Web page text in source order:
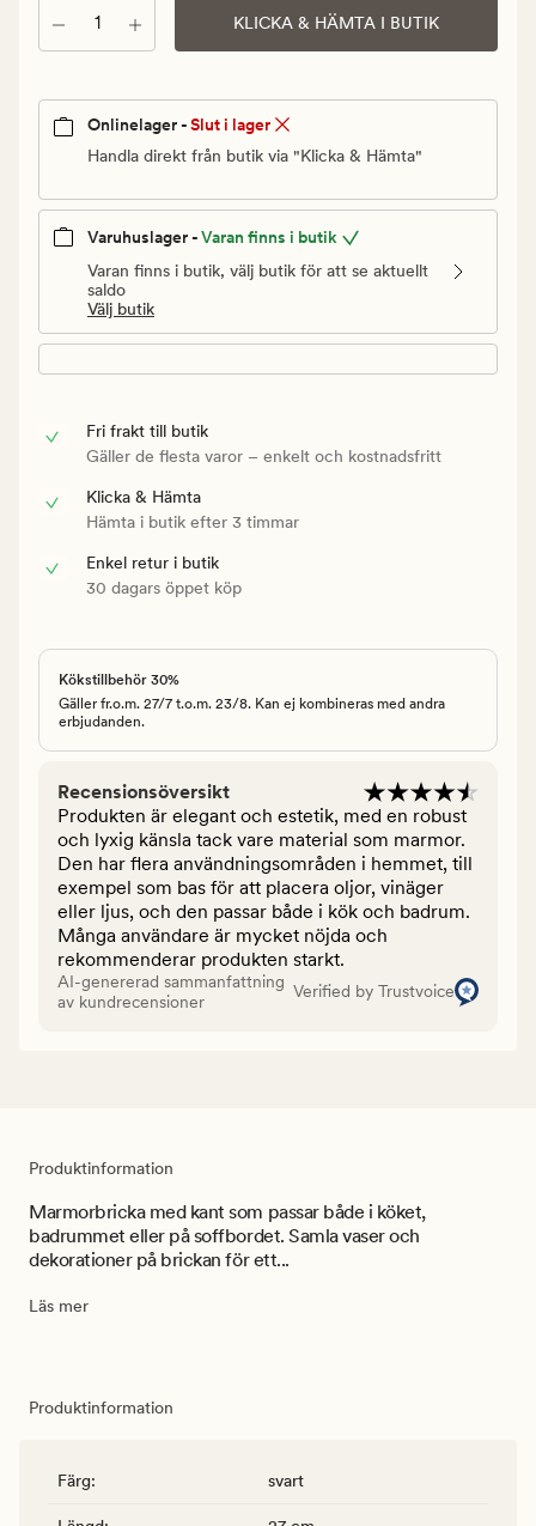
Antal KLICKA & HÄMTA I BUTIK
Onlinelager -Slut i lager
Handla direkt från butik via "Klicka & Hämta"
Varuhuslager -Varan finns i butik
Varan finns i butik, välj butik för att se aktuellt
saldo
Välj butik
Fri frakt till butik
Gäller de flesta varor – enkelt och kostnadsfritt
Klicka & Hämta
Hämta i butik efter 3 timmar
Enkel retur i butik
30 dagars öppet köp
Kökstillbehör 30%
Gäller fr.o.m. 27/7 t.o.m. 23/8. Kan ej kombineras med andra
erbjudanden.
Recensionsöversikt
Produkten är elegant och estetik, med en robust
och lyxig känsla tack vare material som marmor.
Den har flera användningsområden i hemmet, till
exempel som bas för att placera oljor, vinäger
eller ljus, och den passar både i kök och badrum.
Många användare är mycket nöjda och
rekommenderar produkten starkt.
AI-genererad sammanfattning
av kundrecensioner
Verified by Trustvoice
Produktinformation
Marmorbricka med kant som passar både i köket,
badrummet eller på soffbordet. Samla vaser och
dekorationer på brickan för ett...
Läs mer
Produktinformation
Färg: svart